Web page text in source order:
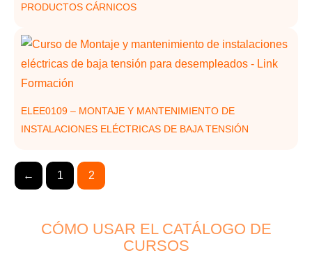
PRODUCTOS CÁRNICOS
ELEE0109 – MONTAJE Y MANTENIMIENTO DE
INSTALACIONES ELÉCTRICAS DE BAJA TENSIÓN
← 1 2
CÓMO USAR EL CATÁLOGO DE
CURSOS